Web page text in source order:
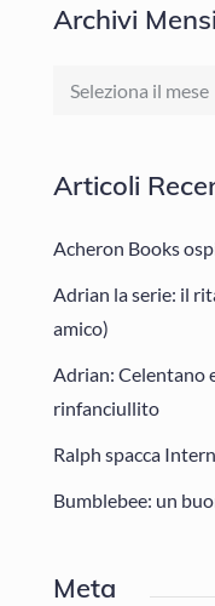
Archivi
Archivi
Articoli
Acheron Books
Adrian la serie: il
amico)
Adrian: Celentano
rinfanciullito
Ralph spacca
Bumblebee: un
Meta